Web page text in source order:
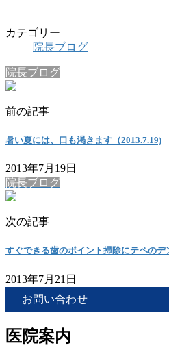
カテゴリー
院長ブログ
院長ブログ
前の記事
暑い夏には、口も渇きます（2013.7.19)
2013年7月19日
院長ブログ
次の記事
すぐできる歯のポイント掃除にテペのデ
2013年7月21日
お問い合わせ
医院案内